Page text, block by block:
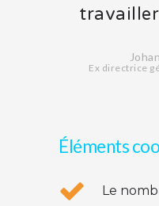
Ex directrice
Éléments
Le